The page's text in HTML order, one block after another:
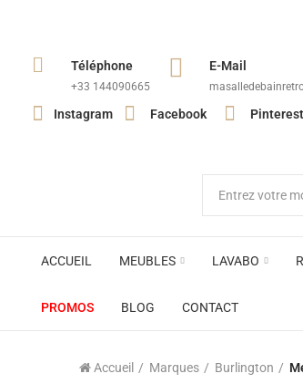
Téléphone
+33 144090665​
E-Mail
Instagram Facebook Pinterest
ACCUEIL MEUBLES LAVABO
PROMOS BLOG CONTACT
Accueil Marques Burlington